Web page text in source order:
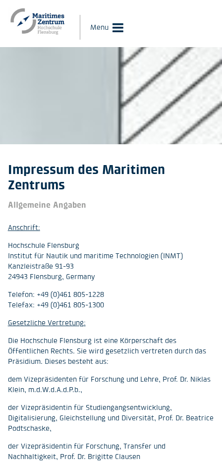
Menu
Impressum des Maritimen
Zentrums
Allgemeine Angaben
Anschrift:
Hochschule Flensburg
Institut für Nautik und maritime Technologien (INMT)
Kanzleistraße 91-93
24943 Flensburg, Germany
Telefon: +49 (0)461 805-1228
Telefax: +49 (0)461 805-1300
Gesetzliche Vertretung:
Die Hochschule Flensburg ist eine Körperschaft des
Öffentlichen Rechts. Sie wird gesetzlich vertreten durch das
Präsidium. Dieses besteht aus:
dem Vizepräsidenten für Forschung und Lehre, Prof. Dr. Niklas
Klein, m.d.W.d.A.d.P.b.,
der Vizepräsidentin für Studiengangsentwicklung,
Digitalisierung, Gleichstellung und Diversität, Prof. Dr. Beatrice
Podtschaske,
der Vizepräsidentin für Forschung, Transfer und
Nachhaltigkeit, Prof. Dr. Brigitte Clausen